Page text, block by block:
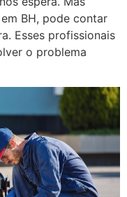
BH, pode contar
Esses profissionais
o problema